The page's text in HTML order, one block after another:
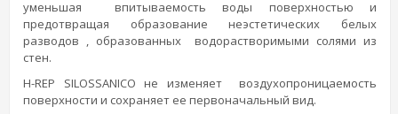
уменьшая впитываемость воды поверхностью и
предотвращая образование неэстетических белых
разводов , образованных водорастворимыми солями из
стен.
H-REP SILOSSANICO не изменяет воздухопроницаемость
поверхности и сохраняет ее первоначальный вид.